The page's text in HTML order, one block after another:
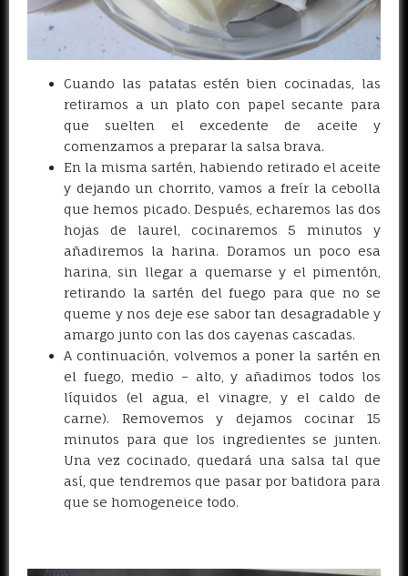
Cuando las patatas estén bien cocinadas, las
retiramos a un plato con papel secante para
que suelten el excedente de aceite y
comenzamos a preparar la salsa brava.
En la misma sartén, habiendo retirado el aceite
y dejando un chorrito, vamos a freír la cebolla
que hemos picado. Después, echaremos las dos
hojas de laurel, cocinaremos 5 minutos y
añadiremos la harina. Doramos un poco esa
harina, sin llegar a quemarse y el pimentón,
retirando la sartén del fuego para que no se
queme y nos deje ese sabor tan desagradable y
amargo junto con las dos cayenas cascadas.
A continuación, volvemos a poner la sartén en
el fuego, medio – alto, y añadimos todos los
líquidos (el agua, el vinagre, y el caldo de
carne). Removemos y dejamos cocinar 15
minutos para que los ingredientes se junten.
Una vez cocinado, quedará una salsa tal que
así, que tendremos que pasar por batidora para
que se homogeneice todo.